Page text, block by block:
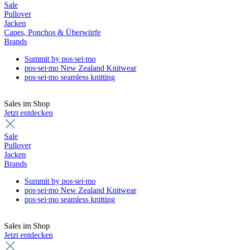
Sale
Pullover
Jacken
Capes, Ponchos & Überwürfe
Brands
Summit by pos∙sei∙mo
pos∙sei∙mo New Zealand Knitwear
pos∙sei∙mo seamless knitting
Sales im Shop
Jetzt entdecken
Sale
Pullover
Jacken
Brands
Summit by pos∙sei∙mo
pos∙sei∙mo New Zealand Knitwear
pos∙sei∙mo seamless knitting
Sales im Shop
Jetzt entdecken